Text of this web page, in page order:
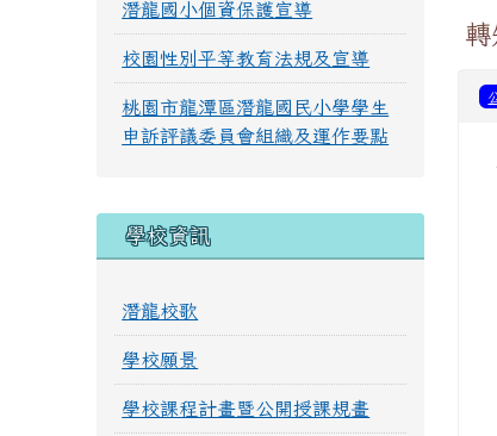
潛龍國小個資保護宣導
校園性別平等教育法規及宣導
桃園市龍潭區潛龍國民小學學生
申訴評議委員會組織及運作要點
學校資訊
潛龍校歌
學校願景
學校課程計畫暨公開授課規畫